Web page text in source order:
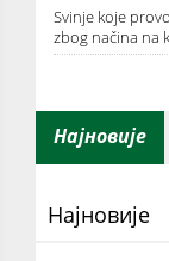
Svinje koje
zbog načina na
Најновије
Најновије